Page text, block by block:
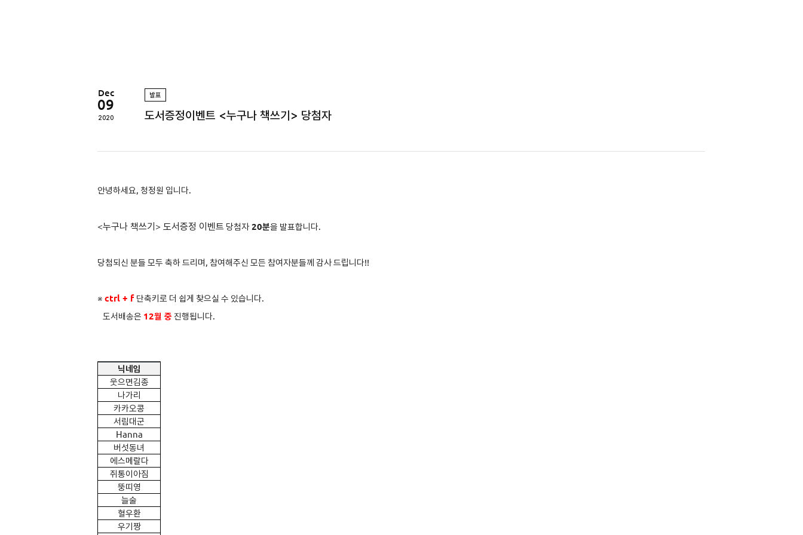
Dec
09
2020
발표
도서증정이벤트 <누구나 책쓰기> 당첨자
안녕하세요, 청정원 입니다.
<누구나 책쓰기 > 도서증정 이벤트 당첨자 20분을 발표합니다.
당첨되신 분들 모두 축하 드리며, 참여해주신 모든 참여자분들께 감사 드립니다!!
※ctrl + f 단축키로 더 쉽게 찾으실 수 있습니다.
도서배송은 12월 중 진행됩니다.
닉네임
웃으면김종
나가리
카카오콩
서림대군
Hanna
버섯동녀
에스메랄다
쥐통이아짐
뚱띠영
늘술
혈우환
우기짱